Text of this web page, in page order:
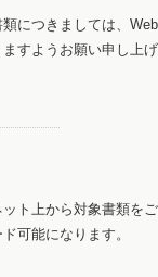
につきましては、
すようお願い申し上
ト上から対象書類を
可能になります。